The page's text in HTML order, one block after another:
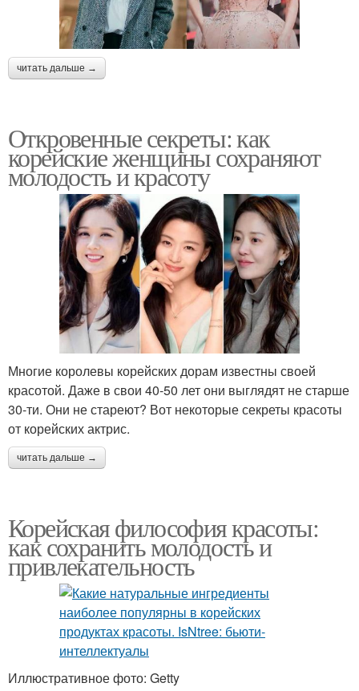
читать дальше →
Откровенные секреты: как
корейские женщины сохраняют
молодость и красоту
Многие королевы корейских дорам известны своей
красотой. Даже в свои 40-50 лет они выглядят не старше
30-ти. Они не стареют? Вот некоторые секреты красоты
от корейских актрис.
читать дальше →
Корейская философия красоты:
как сохранить молодость и
привлекательность
Иллюстративное фото: Getty